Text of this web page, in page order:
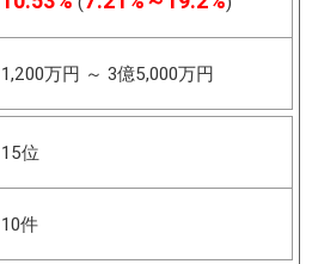
1,200万円 ～ 3億5,000万円
15位
10件